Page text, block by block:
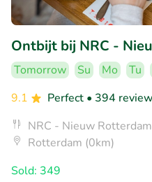
Ontbijt bij NRC -
Tomorrow Su Mo Tu
9.1
Perfect • 394
NRC - Nieuw
Rotterdam (0km)
Sold: 349